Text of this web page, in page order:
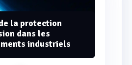
la protection
dans les
industriels